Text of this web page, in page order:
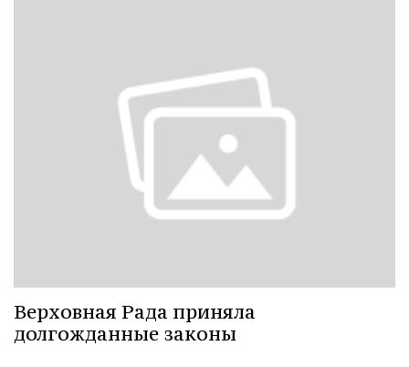
Верховная Рада приняла
долгожданные законы